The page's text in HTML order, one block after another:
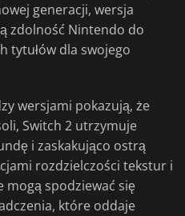
generacji, wersja
zdolność Nintendo do
tytułów dla swojego
wersjami pokazują, że
Switch 2 utrzymuje
i zaskakująco ostrą
rozdzielczości tekstur i
mogą spodziewać się
które oddaje